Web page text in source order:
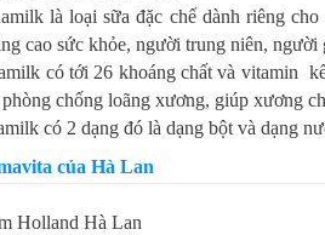
là loại sữa đặc chế dành riêng
cao sức khỏe, người trung niên, người
có tới 26 khoáng chất và vitamin
chống loãng xương, giúp xương
có 2 dạng đó là dạng bột và dạng
của Hà Lan
Holland Hà Lan